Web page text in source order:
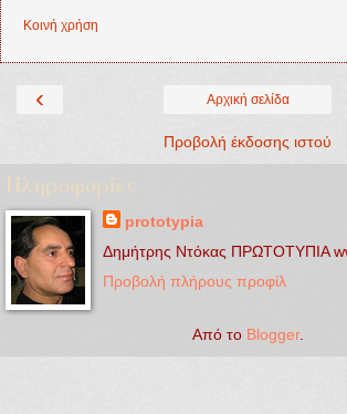
Κοινή χρήση
‹ Αρχική σελίδα
Προβολή έκδοσης ιστού
Πληροφορίες
prototypia
Δημήτρης Ντόκας ΠΡΩΤΟΤΥΠΙΑ
Προβολή πλήρους προφίλ
Από το Blogger.